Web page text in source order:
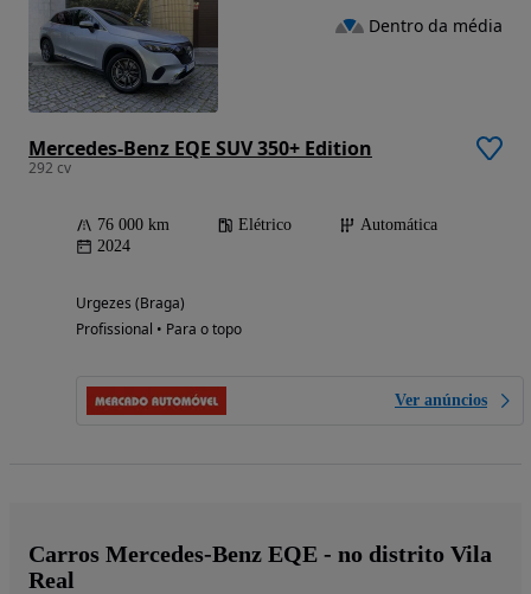
Mercedes-Benz EQE SUV 350+ Edition
292 cv
76 000 km Elétrico
Automática
2024
Urgezes (Braga)
Profissional • Para o topo
Ver anúncios
Dentro da média
Carros Mercedes-Benz EQE - no distrito Vila
Real